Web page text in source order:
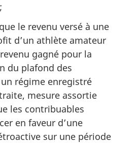
le revenu versé à une
d’un athlète amateur
gagné pour la
du plafond des
régime enregistré
mesure assortie
les contribuables
en faveur d’une
sur une période